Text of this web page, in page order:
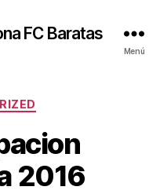
FC Baratas
Menú
2016